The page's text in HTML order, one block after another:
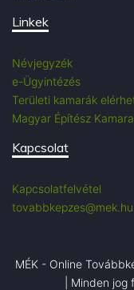
Linkek
Névjegyzék
e-Ügyintézés
Területi kamarák
Magyar Építész
Kapcsolat
Kapcsolatfelvétel
tovabbkepzes@mek.hu
MÉK - Online
| Minden